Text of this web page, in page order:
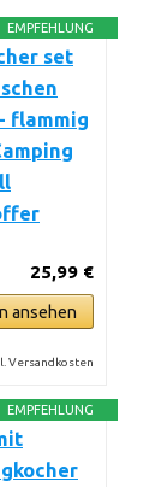
EMPFEHLUNG
set
flammig
25,99 €
ansehen
Versandkosten
EMPFEHLUNG